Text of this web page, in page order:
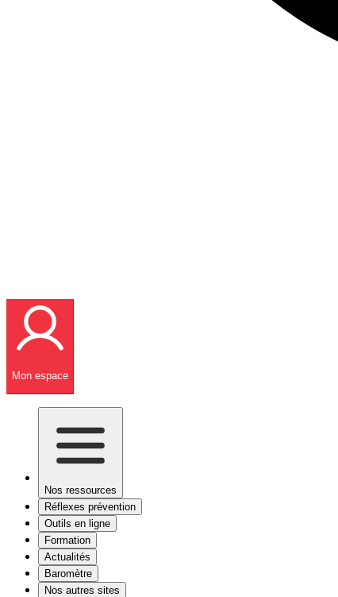
Mon espace
Nos ressources
Réflexes prévention
Outils en ligne
Formation
Actualités
Baromètre
Nos autres sites